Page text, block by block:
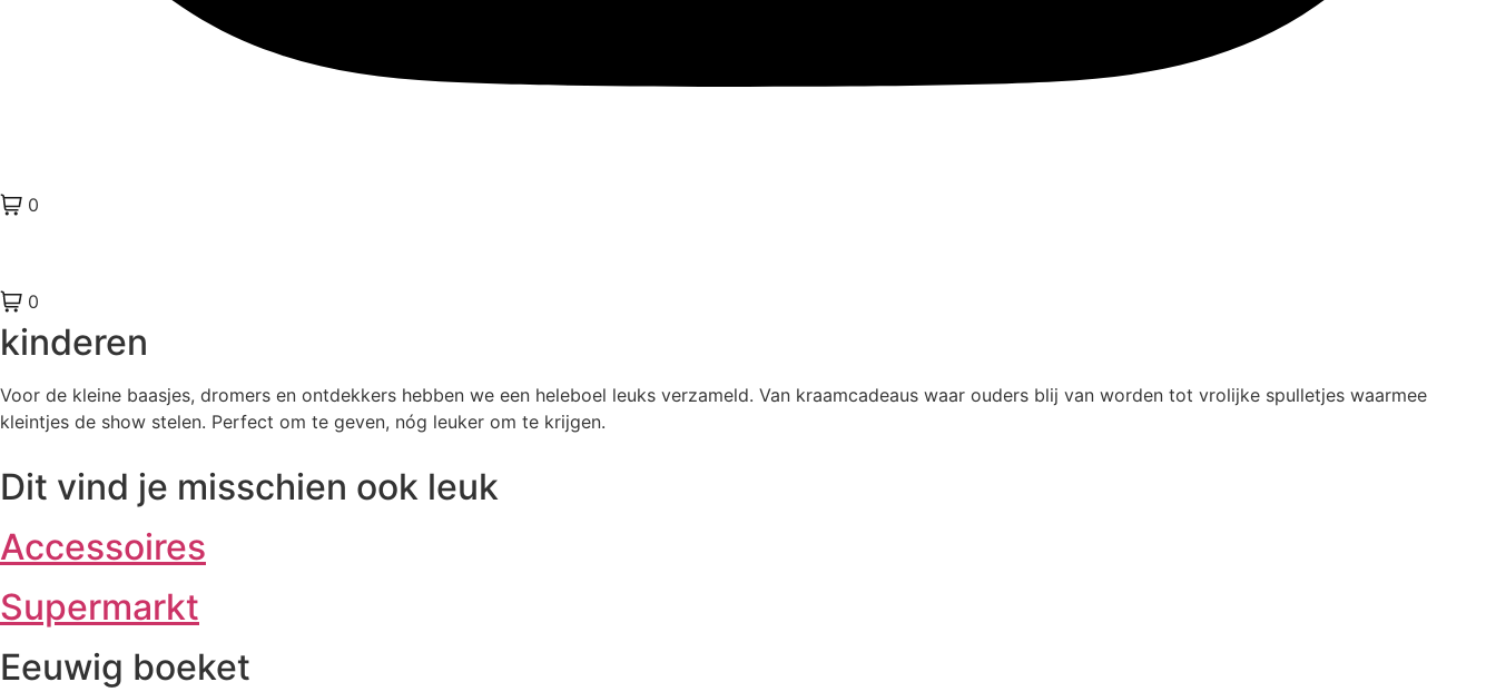
0
0
kinderen
Voor de kleine baasjes, dromers en ontdekkers hebben we een heleboel leuks verzameld. Van kraamcadeaus waar ouders blij van worden tot vrolijke spulletjes waarmee
kleintjes de show stelen. Perfect om te geven, nóg leuker om te krijgen.
Dit vind je misschien ook leuk
Accessoires
Supermarkt
Eeuwig boeket